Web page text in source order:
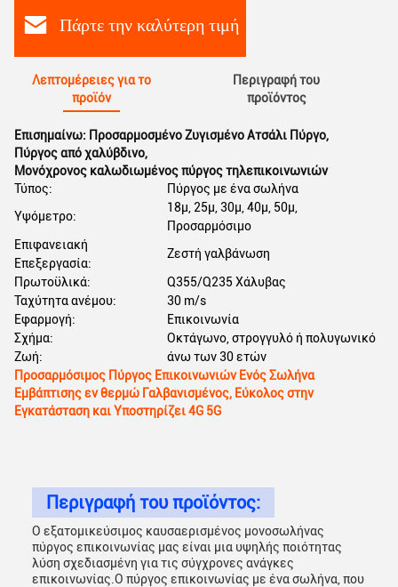
Πάρτε την καλύτερη τιμή
Λεπτομέρειες για το
προϊόν
Περιγραφή του
προϊόντος
Επισημαίνω: Προσαρμοσμένο Ζυγισμένο Ατσάλι Πύργο,
Πύργος από χαλύβδινο,
Μονόχρονος καλωδιωμένος πύργος τηλεπικοινωνιών
Τύπος:
Πύργος με ένα σωλήνα
Υψόμετρο:
18μ, 25μ, 30μ, 40μ, 50μ,
Προσαρμόσιμο
Επιφανειακή
Επεξεργασία:
Ζεστή γαλβάνωση
Πρωτοϋλικά:
Q355/Q235 Χάλυβας
Ταχύτητα ανέμου:
30 m/s
Εφαρμογή:
Επικοινωνία
Σχήμα:
Οκτάγωνο, στρογγυλό ή πολυγωνικό
Ζωή:
άνω των 30 ετών
Προσαρμόσιμος Πύργος Επικοινωνιών Ενός Σωλήνα
Εμβάπτισης εν θερμώ Γαλβανισμένος, Εύκολος στην
Εγκατάσταση και Υποστηρίζει 4G 5G
Περιγραφή του προϊόντος:
Ο εξατομικεύσιμος καυσαερισμένος μονοσωλήνας
πύργος επικοινωνίας μας είναι μια υψηλής ποιότητας
λύση σχεδιασμένη για τις σύγχρονες ανάγκες
επικοινωνίας.Ο πύργος επικοινωνίας με ένα σωλήνα, που